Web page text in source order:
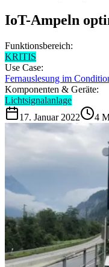
IoT-Ampeln
Funktionsbereich:
KRITIS
Use Case:
Fernauslesung im
Komponenten & Geräte:
Lichtsignalanlage
17. Januar 2022
4